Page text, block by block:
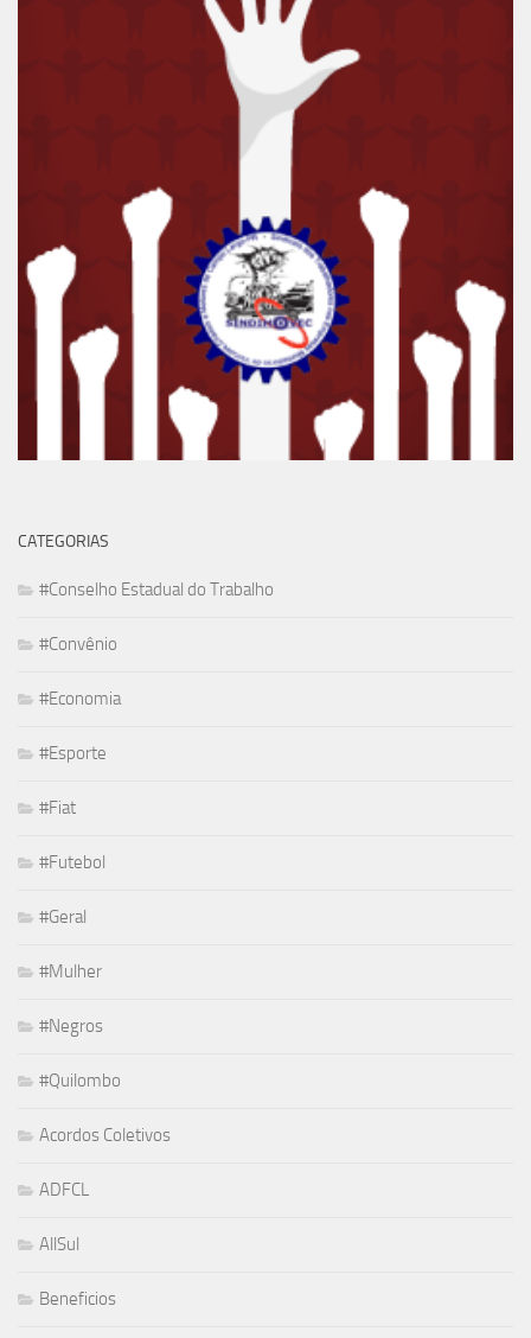
CATEGORIAS
#Conselho Estadual do Trabalho
#Convênio
#Economia
#Esporte
#Fiat
#Futebol
#Geral
#Mulher
#Negros
#Quilombo
Acordos Coletivos
ADFCL
AllSul
Beneficios